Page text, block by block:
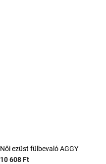
Női ezüst fülbevaló AGGY
10 608 Ft